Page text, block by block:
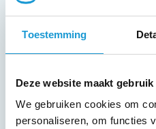
Toestemming
Deze website maakt
We gebruiken cookies om
personaliseren, om functies